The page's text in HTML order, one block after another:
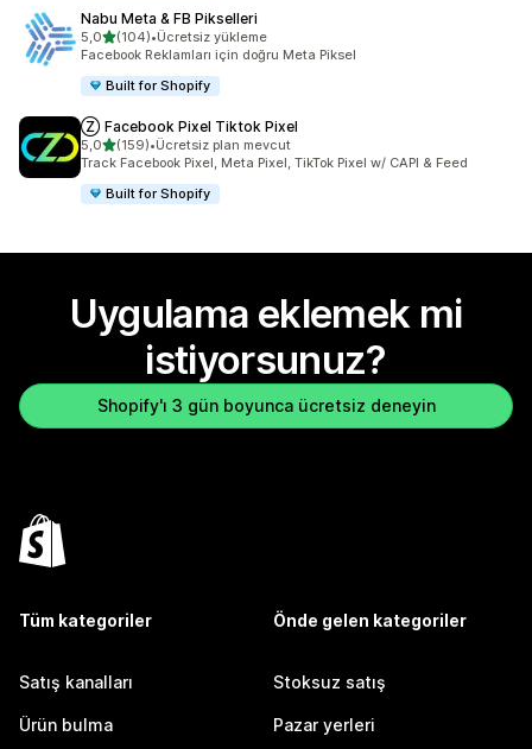
Nabu Meta & FB Pikselleri
5,05 yıldız üzerinden
(104)
toplam 104 değerlendirme
•Ücretsiz yükleme
Facebook Reklamları için doğru Meta Piksel
Built for Shopify
Ⓩ Facebook Pixel Tiktok Pixel
5,05 yıldız üzerinden
(159)
toplam 159 değerlendirme
•Ücretsiz plan mevcut
Track Facebook Pixel, Meta Pixel, TikTok Pixel w/ CAPI & Feed
Built for Shopify
Uygulama eklemek mi
istiyorsunuz?
Shopify'ı 3 gün boyunca ücretsiz deneyin
Tüm kategoriler
Satış kanalları
Ürün bulma
Önde gelen kategoriler
Stoksuz satış
Pazar yerleri